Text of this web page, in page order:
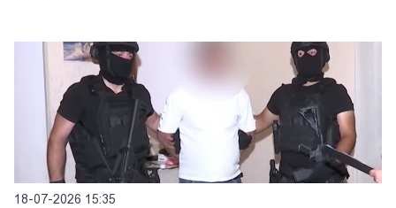
18-07-2026 15:35